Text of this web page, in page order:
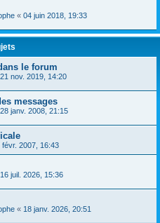
« 04 juin 2018, 19:33
le forum
21 nov. 2019, 14:20
messages
28 janv. 2008, 21:15
févr. 2007, 16:43
16 juil. 2026, 15:36
« 18 janv. 2026, 20:51